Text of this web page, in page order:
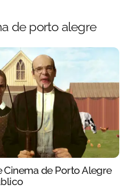
de porto alegre
Cinema de Porto Alegre
Top